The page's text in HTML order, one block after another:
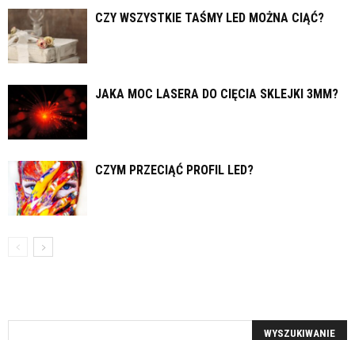
CZY WSZYSTKIE TAŚMY LED MOŻNA CIĄĆ?
JAKA MOC LASERA DO CIĘCIA SKLEJKI 3MM?
CZYM PRZECIĄĆ PROFIL LED?